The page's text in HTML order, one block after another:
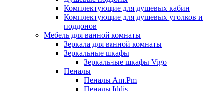
Комплектующие для душевых кабин
Комплектующие для душевых уголков и
поддонов
Мебель для ванной комнаты
Зеркала для ванной комнаты
Зеркальные шкафы
Зеркальные шкафы Vigo
Пеналы
Пеналы Am.Pm
Пеналы Iddis